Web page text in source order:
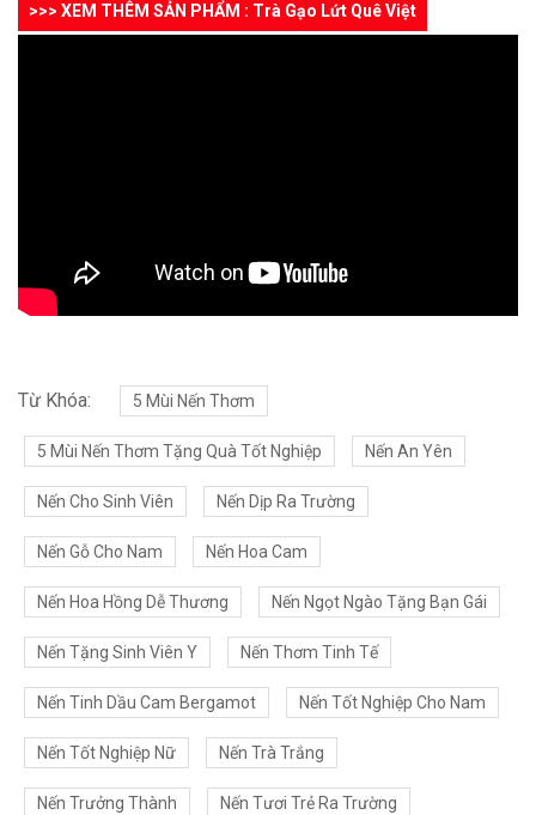
>>> XEM THÊM SẢN PHẨM : Trà Gạo Lứt Quê Việt
Từ Khóa: 5 Mùi Nến Thơm
5 Mùi Nến Thơm Tặng Quà Tốt Nghiệp Nến An Yên
Nến Cho Sinh Viên Nến Dịp Ra Trường
Nến Gỗ Cho Nam Nến Hoa Cam
Nến Hoa Hồng Dễ Thương Nến Ngọt Ngào Tặng Bạn Gái
Nến Tặng Sinh Viên Y Nến Thơm Tinh Tế
Nến Tinh Dầu Cam Bergamot Nến Tốt Nghiệp Cho Nam
Nến Tốt Nghiệp Nữ Nến Trà Trắng
Nến Trưởng Thành Nến Tươi Trẻ Ra Trường